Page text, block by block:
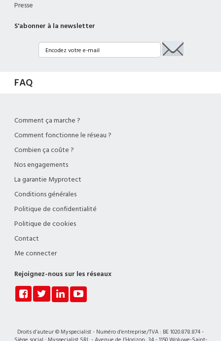
Presse
S'abonner à la newsletter
FAQ
Comment ça marche ?
Comment fonctionne le réseau ?
Combien ça coûte ?
Nos engagements
La garantie Myprotect
Conditions générales
Politique de confidentialité
Politique de cookies
Contact
Me connecter
Rejoignez-nous sur les réseaux
Droits d’auteur © Myspecialist - Numéro d’entreprise/TVA : BE 1020.878.874 -